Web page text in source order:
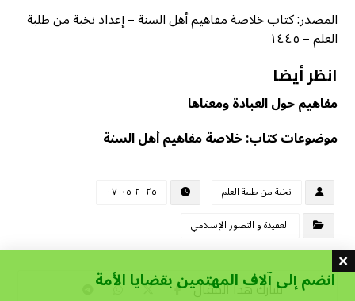
المصدر: كتاب خلاصة مفاهيم أهل السنة – إعداد نخبة من طلبة
العلم – ١٤٤٥
انظر أيضا
مفاهيم حول العبادة ومعناها
موضوعات كتاب: خلاصة مفاهيم أهل السنة
نخبة من طلبة العلم
٢٠٢٥-٠٥-٠٧
العقيدة و التصور الإسلامي
انضم إلى آلاف المهتمين بقضايا الأمة